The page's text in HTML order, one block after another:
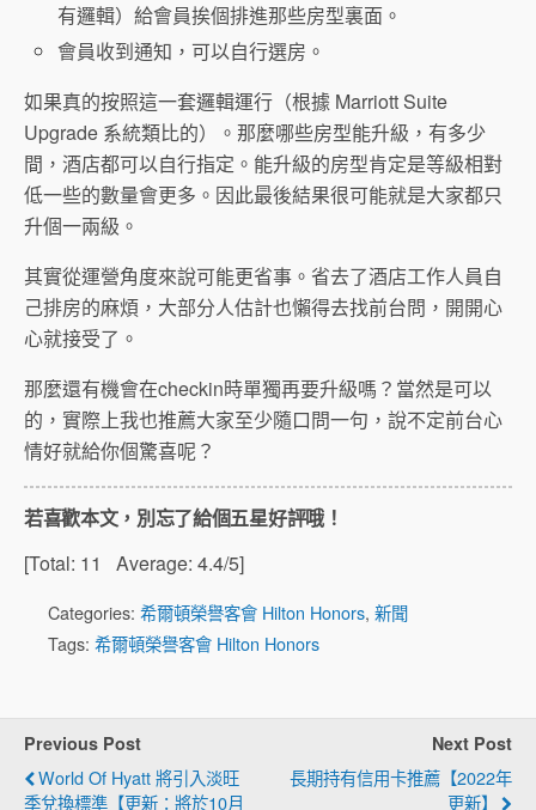
有邏輯）給會員挨個排進那些房型裏面。
會員收到通知，可以自行選房。
如果真的按照這一套邏輯運行（根據 Marriott Suite
Upgrade 系統類比的）。那麼哪些房型能升級，有多少
間，酒店都可以自行指定。能升級的房型肯定是等級相對
低一些的數量會更多。因此最後結果很可能就是大家都只
升個一兩級。
其實從運營角度來說可能更省事。省去了酒店工作人員自
己排房的麻煩，大部分人估計也懶得去找前台問，開開心
心就接受了。
那麼還有機會在checkin時單獨再要升級嗎？當然是可以
的，實際上我也推薦大家至少隨口問一句，說不定前台心
情好就給你個驚喜呢？
若喜歡本文，別忘了給個五星好評哦！
[Total: 11 Average: 4.4/5]
Categories: 希爾頓榮譽客會 Hilton Honors, 新聞
Tags: 希爾頓榮譽客會 Hilton Honors
Previous Post
World Of Hyatt 將引入淡旺
季兌換標準【更新：將於10月
Next Post
長期持有信用卡推薦【2022年
更新】